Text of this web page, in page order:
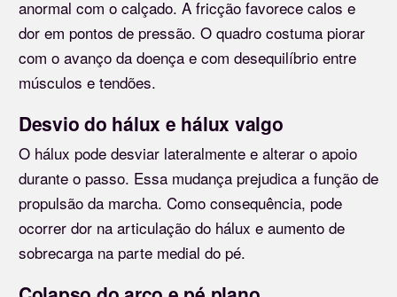
anormal com o calçado. A fricção favorece calos e
dor em pontos de pressão. O quadro costuma piorar
com o avanço da doença e com desequilíbrio entre
músculos e tendões.
Desvio do hálux e hálux valgo
O hálux pode desviar lateralmente e alterar o apoio
durante o passo. Essa mudança prejudica a função de
propulsão da marcha. Como consequência, pode
ocorrer dor na articulação do hálux e aumento de
sobrecarga na parte medial do pé.